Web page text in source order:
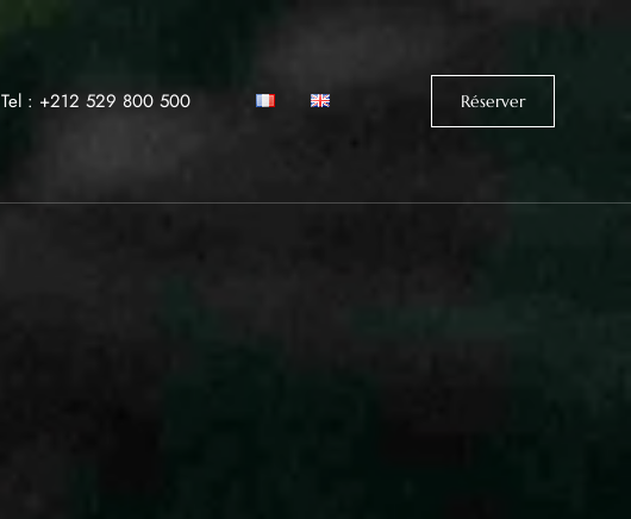
Tel : +212 529 800 500‬ Réserver